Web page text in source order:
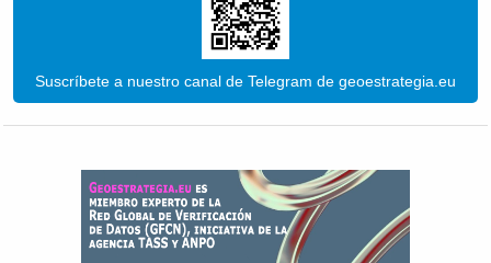
Suscríbete a nuestro canal de Telegram de geoestrategia.eu